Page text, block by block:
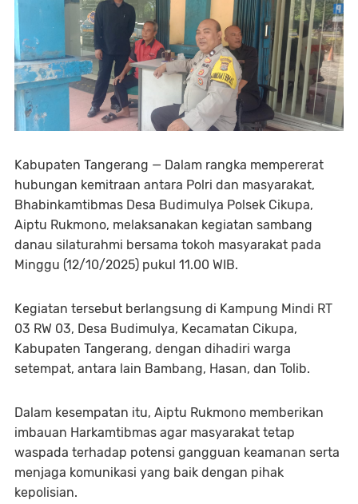
Kabupaten Tangerang — Dalam rangka mempererat
hubungan kemitraan antara Polri dan masyarakat,
Bhabinkamtibmas Desa Budimulya Polsek Cikupa,
Aiptu Rukmono, melaksanakan kegiatan sambang
danau silaturahmi bersama tokoh masyarakat pada
Minggu (12/10/2025) pukul 11.00 WIB.
Kegiatan tersebut berlangsung di Kampung Mindi RT
03 RW 03, Desa Budimulya, Kecamatan Cikupa,
Kabupaten Tangerang, dengan dihadiri warga
setempat, antara lain Bambang, Hasan, dan Tolib.
Dalam kesempatan itu, Aiptu Rukmono memberikan
imbauan Harkamtibmas agar masyarakat tetap
waspada terhadap potensi gangguan keamanan serta
menjaga komunikasi yang baik dengan pihak
kepolisian.